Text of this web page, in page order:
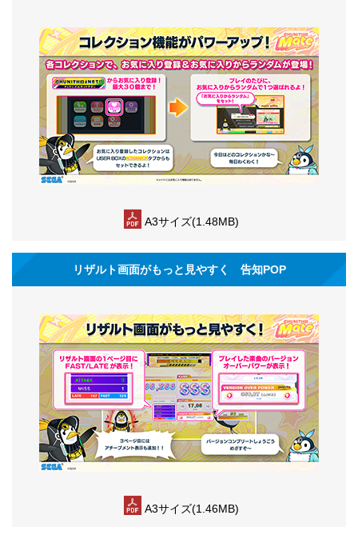
A3サイズ(1.48MB)
リザルト画面がもっと見やすく 告知POP
A3サイズ(1.46MB)